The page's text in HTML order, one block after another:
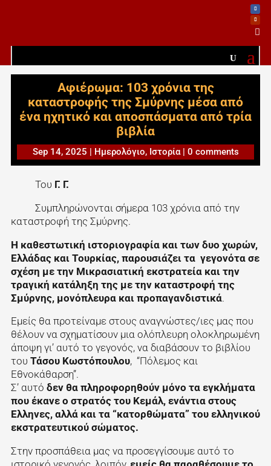

Αφιέρωμα: 103 χρόνια της
καταστροφής της Σμύρνης μέσα από
ένα ηχητικό και αποσπάσματα από τρία
βιβλία
Sep 14, 2025 | Ημερολόγιο, Ιστορία| 0 comments
Του Γ. Γ.
Συμπληρώνονται σήμερα 103 χρόνια από την
καταστροφή της Σμύρνης.
Η καθεστωτική ιστοριογραφία και των δυο χωρών,
Ελλάδας και Τουρκίας, παρουσιάζει τα γεγονότα σε
σχέση με την Μικρασιατική εκστρατεία και την
τραγική κατάληξη της με την καταστροφή της
Σμύρνης, μονόπλευρα και προπαγανδιστικά.
Εμείς θα προτείναμε στους αναγνώστες/ιες μας που
θέλουν να σχηματίσουν μια ολόπλευρη ολοκληρωμένη
άποψη γι’ αυτό το γεγονός, να διαβάσουν το βιβλίου
του Τάσου Κωστόπουλου, “Πόλεμος και
Εθνοκάθαρση”.
Σ’ αυτό δεν θα πληροφορηθούν μόνο τα εγκλήματα
που έκανε ο στρατός του Κεμάλ, ενάντια στους
Ελληνες, αλλά και τα “κατορθώματα” του ελληνικού
εκστρατευτικού σώματος.
Στην προσπάθεια μας να προσεγγίσουμε αυτό το